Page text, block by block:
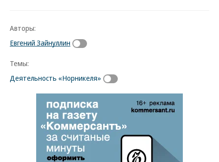
Авторы:
Евгений Зайнуллин
Темы:
Деятельность «Норникеля»